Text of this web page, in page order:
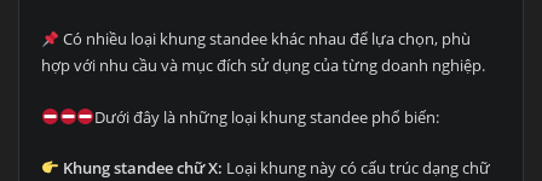
Có nhiều loại khung standee khác nhau để lựa chọn, phù
hợp với nhu cầu và mục đích sử dụng của từng doanh nghiệp.
Dưới đây là những loại khung standee phổ biến:
Khung standee chữ X: Loại khung này có cấu trúc dạng chữ